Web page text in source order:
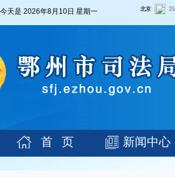
今天是 2026年8月10日 星期一
首 页 新闻中心